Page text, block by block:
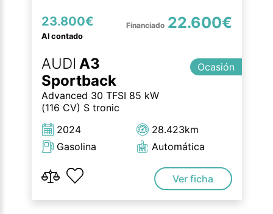
23.800€
Al contado
22.600€
AUDI A3
Sportback
Advanced 30 TFSI 85 kW
(116 CV) S tronic
Ocasión
2024
Gasolina
28.423km
Automática
Ver ficha